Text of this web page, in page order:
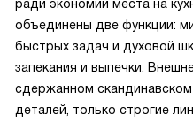
ради экономии места на
объединены две функции:
быстрых задач и духовой
запекания и выпечки.
сдержанном
деталей, только строгие